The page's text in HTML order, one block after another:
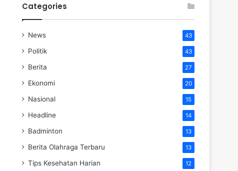
Categories
News 43
Politik 43
Berita 27
Ekonomi 20
Nasional 15
Headline 14
Badminton 13
Berita Olahraga Terbaru 13
Tips Kesehatan Harian 12